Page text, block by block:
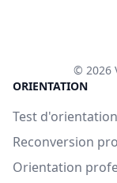
© 2026
ORIENTATION
Test
Reconversion
Orientation